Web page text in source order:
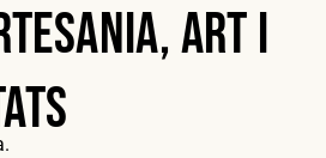
art i